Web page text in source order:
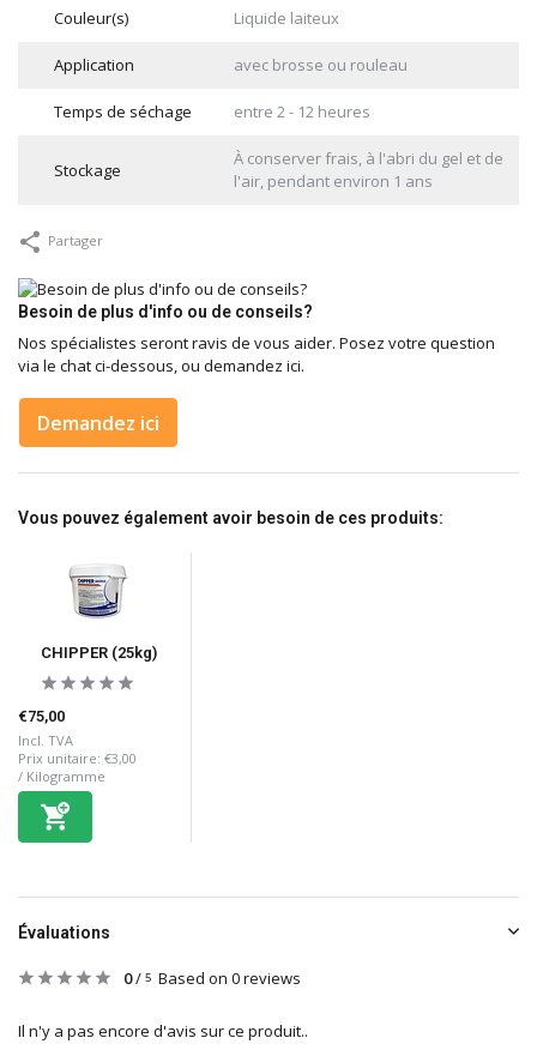
Couleur(s) Liquide laiteux
Application avec brosse ou rouleau
Temps de séchage entre 2 - 12 heures
Stockage
À conserver frais, à l'abri du gel et de
l'air, pendant environ 1 ans
Partager
Besoin de plus d'info ou de conseils?
Nos spécialistes seront ravis de vous aider. Posez votre question
via le chat ci-dessous, ou demandez ici.
Demandez ici
Vous pouvez également avoir besoin de ces produits:
CHIPPER (25kg)
€75,00
Incl. TVA
Prix unitaire: €3,00
/ Kilogramme
Évaluations
0/ 5 Based on 0 reviews
Il n'y a pas encore d'avis sur ce produit..